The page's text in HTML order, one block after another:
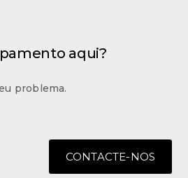
aqui?
problema.
CONTACTE-NOS